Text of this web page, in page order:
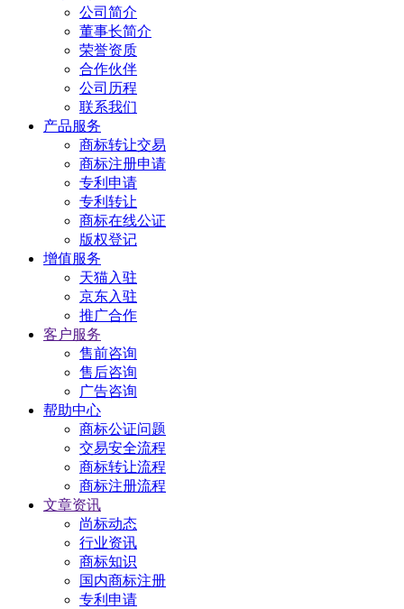
公司简介
董事长简介
荣誉资质
合作伙伴
公司历程
联系我们
产品服务
商标转让交易
商标注册申请
专利申请
专利转让
商标在线公证
版权登记
增值服务
天猫入驻
京东入驻
推广合作
客户服务
售前咨询
售后咨询
广告咨询
帮助中心
商标公证问题
交易安全流程
商标转让流程
商标注册流程
文章资讯
尚标动态
行业资讯
商标知识
国内商标注册
专利申请